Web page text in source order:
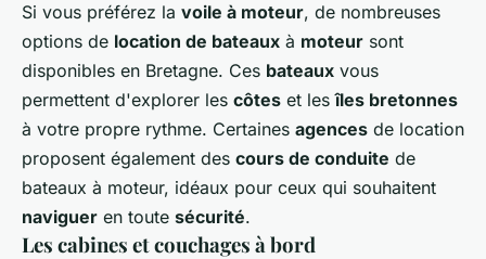
Si vous préférez la voile à moteur, de nombreuses
options de location de bateaux à moteur sont
disponibles en Bretagne. Ces bateaux vous
permettent d'explorer les côtes et lesîles bretonnes
à votre propre rythme. Certaines agences de location
proposent également des cours de conduite de
bateaux à moteur, idéaux pour ceux qui souhaitent
naviguer en toute sécurité.
Les cabines et couchages à bord